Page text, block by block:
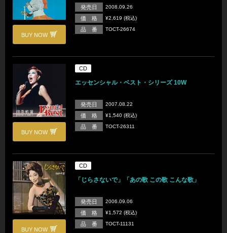
BUY NOW
発売日 2008.09.26
価 格 ¥2,619 (税込)
品 番 TOCT-26674
BUY NOW
CD
エッセンシャル・ベスト・シリーズ 10W
発売日 2007.08.22
価 格 ¥1,540 (税込)
品 番 TOCT-26311
BUY NOW
CD
「じらさないで」「あの歌 この歌 こんな歌」
発売日 2006.09.06
価 格 ¥1,572 (税込)
品 番 TOCT-11131